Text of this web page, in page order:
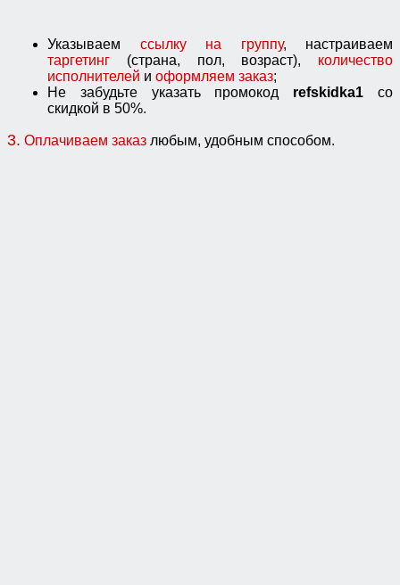
Указываем ссылку на группу, настраиваем
таргетинг (страна, пол, возраст), количество
исполнителей и оформляем заказ;
Не забудьте указать промокод refskidka1 со
скидкой в 50%.
3. Оплачиваем заказ любым, удобным способом.